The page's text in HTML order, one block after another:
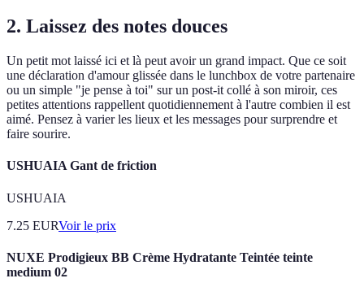
2. Laissez des notes douces
Un petit mot laissé ici et là peut avoir un grand impact. Que ce soit
une déclaration d'amour glissée dans le lunchbox de votre partenaire
ou un simple "je pense à toi" sur un post-it collé à son miroir, ces
petites attentions rappellent quotidiennement à l'autre combien il est
aimé. Pensez à varier les lieux et les messages pour surprendre et
faire sourire.
USHUAIA Gant de friction
USHUAIA
7.25 EURVoir le prix
NUXE Prodigieux BB Crème Hydratante Teintée teinte
medium 02